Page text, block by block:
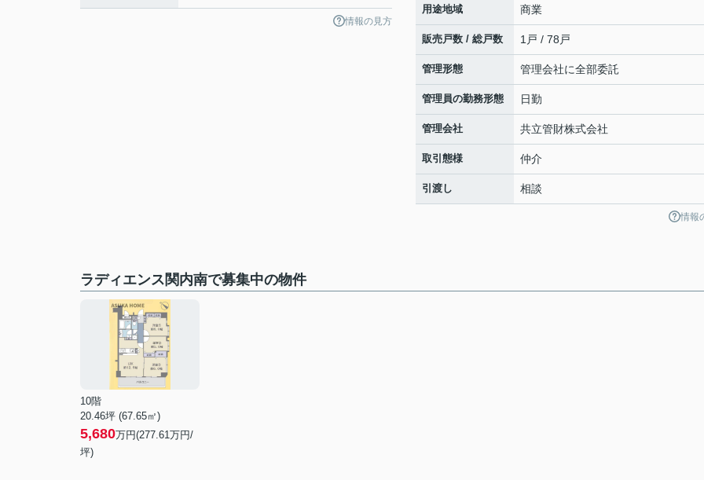
情報の見方
用途地域 商業
販売戸数 / 総戸数 1戸 / 78戸
管理形態 管理会社に全部委託
管理員の勤務形態 日勤
管理会社 共立管財株式会社
取引態様 仲介
引渡し 相談
情報
ラディエンス関内南で募集中の物件
10階
20.46坪 (67.65㎡)
5,680万円(277.61万円/
坪)